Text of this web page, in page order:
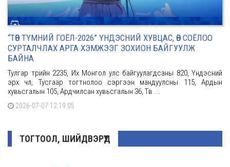
“ТӨВ ТҮМНИЙ ГОЁЛ-2026” ҮНДЭСНИЙ ХУВЦАС, ӨВ СОЁЛОО
СУРТАЛЧЛАХ АРГА ХЭМЖЭЭГ ЗОХИОН БАЙГУУЛЖ
БАЙНА
Тулгар төрийн 2235, Их Монгол улс байгуулагдсаны 820, Үндэсний
эрх чөлөө, Тусгаар тогтнолоо сэргээн мандуулсны 115, Ардын
хувьсгалын 105, Ардчилсан хувьсгалын 36, Төв ...
2026-07-07 12:19:05
ТОГТООЛ, ШИЙДВЭРҮҮД